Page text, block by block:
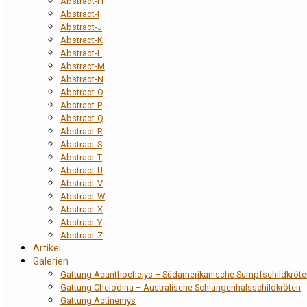
Abstract-I
Abstract-J
Abstract-K
Abstract-L
Abstract-M
Abstract-N
Abstract-O
Abstract-P
Abstract-Q
Abstract-R
Abstract-S
Abstract-T
Abstract-U
Abstract-V
Abstract-W
Abstract-X
Abstract-Y
Abstract-Z
Artikel
Galerien
Gattung Acanthochelys – Südamerikanische
Gattung Chelodina – Australische Schlangenhalsschildkröten
Gattung Actinemys